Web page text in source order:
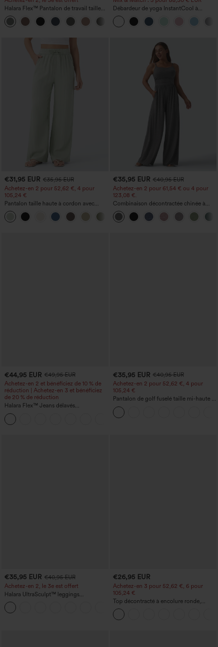
Halara Flex™ Pantalon de travail taille
haute avec poche latérale arrière et
légère coupe évasée
+13
Débardeur de yoga InstantCool à
encolure en U et ourlet arrondi –
UPF50+
€31,95 EUR €35,95 EUR
Achetez-en 2 pour 52,62 €, 4 pour
105,24 €
Pantalon taille haute à cordon avec
poches, jambe large et coupe ample,
style décontracté, effet lin
+15
€35,95 EUR €40,95 EUR
Achetez-en 2 pour 61,54 € ou 4 pour
123,08 €.
Combinaison décontractée chinée à
bretelles réglables, fronces et jambes
larges, avec poches — facile comme
tout
€44,95 EUR €49,95 EUR
Achetez-en 2 et bénéficiez de 10 % de
réduction | Achetez-en 3 et bénéficiez
de 20 % de réduction
Halara Flex™ Jeans délavés
décontractés, coupe baggy à jambe
large, taille basse asymétrique, poches
zippées
€35,95 EUR €40,95 EUR
Achetez-en 2 pour 52,62 €, 4 pour
105,24 €
Pantalon de golf fuselé taille mi-haute à
cordon, ourlet incurvé, séchage rapide,
avec poches — UPF40+
€35,95 EUR €40,95 EUR
Achetez-en 2, le 3e est offert
Halara UltraSculpt™ leggings
d'entraînement taille haute — fronces
liftantes pour le fessier, maintien gainant
du ventre et poche
€26,95 EUR
Achetez-en 3 pour 52,62 €, 6 pour
105,24 €
Top décontracté à encolure ronde,
manches chauve-souris et coupe ample